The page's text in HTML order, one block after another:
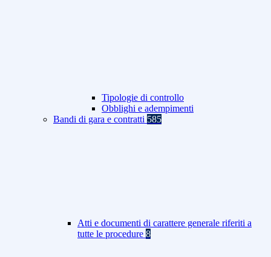
Tipologie di controllo
Obblighi e adempimenti
Bandi di gara e contratti 585
Atti e documenti di carattere generale riferiti a
tutte le procedure 8